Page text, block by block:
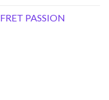
PASSION